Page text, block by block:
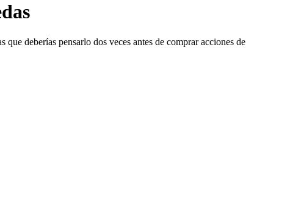
deberías pensarlo dos veces antes de comprar acciones de